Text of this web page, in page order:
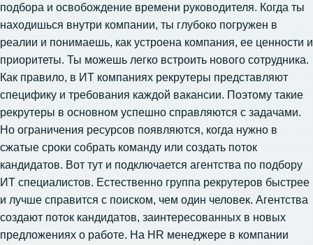
подбора и освобождение времени руководителя. Когда ты
находишься внутри компании, ты глубоко погружен в
реалии и понимаешь, как устроена компания, ее ценности и
приоритеты. Ты можешь легко встроить нового сотрудника.
Как правило, в ИТ компаниях рекрутеры представляют
специфику и требования каждой вакансии. Поэтому такие
рекрутеры в основном успешно справляются с задачами.
Но ограничения ресурсов появляются, когда нужно в
сжатые сроки собрать команду или создать поток
кандидатов. Вот тут и подключается агентства по подбору
ИТ специалистов. Естественно группа рекрутеров быстрее
и лучше справится с поиском, чем один человек. Агентства
создают поток кандидатов, заинтересованных в новых
предложениях о работе. На HR менеджере в компании